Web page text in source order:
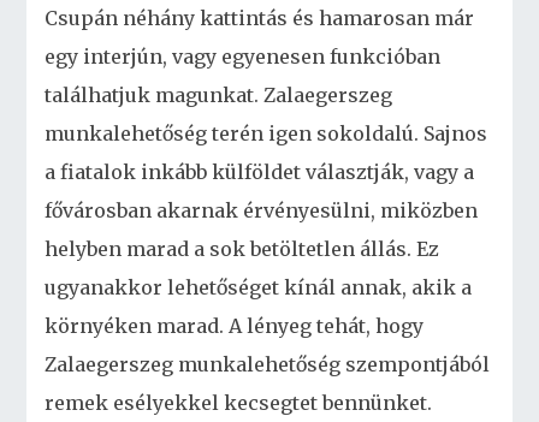
Csupán néhány kattintás és hamarosan már
egy interjún, vagy egyenesen funkcióban
találhatjuk magunkat. Zalaegerszeg
munkalehetőség terén igen sokoldalú. Sajnos
a fiatalok inkább külföldet választják, vagy a
fővárosban akarnak érvényesülni, miközben
helyben marad a sok betöltetlen állás. Ez
ugyanakkor lehetőséget kínál annak, akik a
környéken marad. A lényeg tehát, hogy
Zalaegerszeg munkalehetőség szempontjából
remek esélyekkel kecsegtet bennünket.